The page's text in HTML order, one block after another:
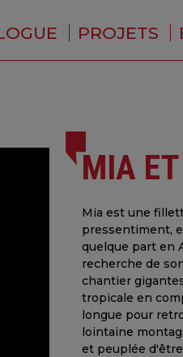
?
PROJETS
MIA
Mia est une
pressentiment,
quelque part en
recherche de
chantier
tropicale en
longue pour
lointaine
et peuplée